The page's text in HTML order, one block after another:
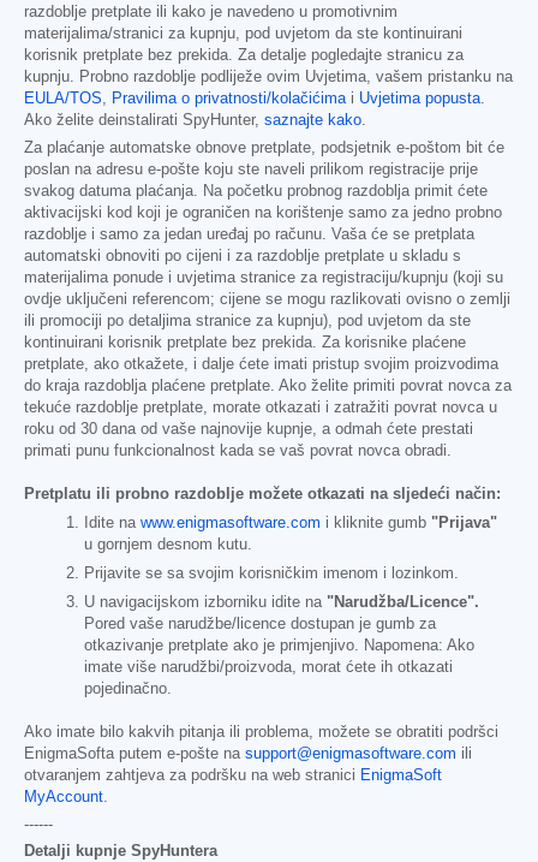
razdoblje pretplate ili kako je navedeno u promotivnim
materijalima/stranici za kupnju, pod uvjetom da ste kontinuirani
korisnik pretplate bez prekida. Za detalje pogledajte stranicu za
kupnju. Probno razdoblje podliježe ovim Uvjetima, vašem pristanku na
EULA/TOS
Pravilima o privatnosti/kolačićima i Uvjetima popusta
Ako želite deinstalirati SpyHunter, saznajte kako
Za plaćanje automatske obnove pretplate, podsjetnik e-poštom bit će
poslan na adresu e-pošte koju ste naveli prilikom registracije prije
svakog datuma plaćanja. Na početku probnog razdoblja primit ćete
aktivacijski kod koji je ograničen na korištenje samo za jedno probno
razdoblje i samo za jedan uređaj po računu. Vaša će se pretplata
automatski obnoviti po cijeni i za razdoblje pretplate u skladu s
materijalima ponude i uvjetima stranice za registraciju/kupnju (koji su
ovdje uključeni referencom; cijene se mogu razlikovati ovisno o zemlji
ili promociji po detaljima stranice za kupnju), pod uvjetom da ste
kontinuirani korisnik pretplate bez prekida. Za korisnike plaćene
pretplate, ako otkažete, i dalje ćete imati pristup svojim proizvodima
do kraja razdoblja plaćene pretplate. Ako želite primiti povrat novca za
tekuće razdoblje pretplate, morate otkazati i zatražiti povrat novca u
roku od 30 dana od vaše najnovije kupnje, a odmah ćete prestati
primati punu funkcionalnost kada se vaš povrat novca obradi.
Pretplatu ili probno razdoblje možete otkazati na sljedeći način:
Idite na www.enigmasoftware.com i kliknite gumb "Prijava"
u gornjem desnom kutu.
Prijavite se sa svojim korisničkim imenom i lozinkom.
U navigacijskom izborniku idite na "Narudžba/Licence".
Pored vaše narudžbe/licence dostupan je gumb za
otkazivanje pretplate ako je primjenjivo. Napomena: Ako
imate više narudžbi/proizvoda, morat ćete ih otkazati
pojedinačno.
Ako imate bilo kakvih pitanja ili problema, možete se obratiti podršci
EnigmaSofta putem e-pošte na support@enigmasoftware.com ili
otvaranjem zahtjeva za podršku na web stranici EnigmaSoft
MyAccount.
------
Detalji kupnje SpyHuntera